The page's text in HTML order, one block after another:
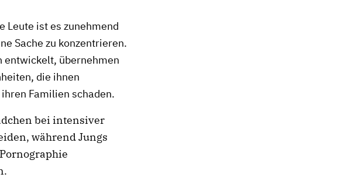
Leute ist es zunehmend
Sache zu konzentrieren.
entwickelt, übernehmen
die ihnen
Familien schaden.
bei intensiver
während Jungs